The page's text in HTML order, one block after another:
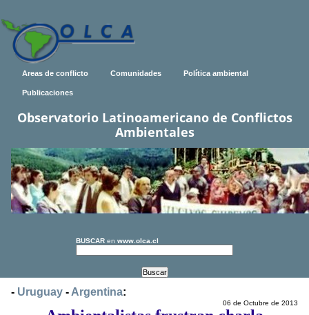
Areas de conflicto Comunidades Política ambiental
Publicaciones
Observatorio Latinoamericano de Conflictos
Ambientales
BUSCAR en www.olca.cl
- Uruguay - Argentina:
06 de Octubre de 2013